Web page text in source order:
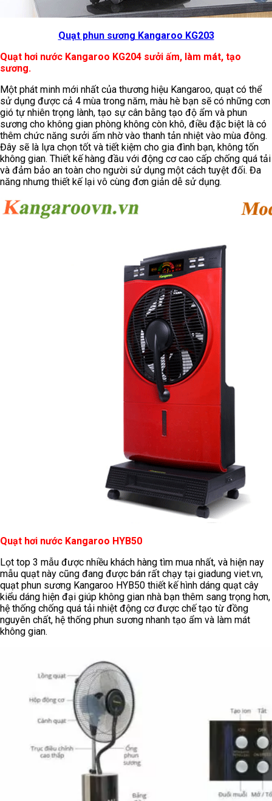
Quạt phun sương Kangaroo KG203
Quạt hơi nước Kangaroo KG204 sưởi ấm, làm mát, tạo
sương.
Một phát minh mới nhất của thương hiệu Kangaroo, quạt có thể
sử dụng được cả 4 mùa trong năm, màu hè bạn sẽ có những cơn
gió tự nhiên trọng lành, tạo sự cân bằng tạo độ ẩm và phun
sương cho không gian phòng không còn khô, điều đặc biệt là có
thêm chức năng sưởi ấm nhờ vào thanh tản nhiệt vào mùa đông.
Đây sẽ là lựa chọn tốt và tiết kiệm cho gia đình bạn, không tốn
không gian. Thiết kế hàng đầu với động cơ cao cấp chống quá tải
và đảm bảo an toàn cho người sử dụng một cách tuyệt đối. Đa
năng nhưng thiết kế lại vô cùng đơn giản dễ sử dụng.
Quạt hơi nước Kangaroo HYB50
Lọt top 3 mẫu được nhiều khách hàng tìm mua nhất, và hiện nay
mẫu quạt này cũng đang được bán rất chạy tại giadung viet.vn,
quạt phun sương Kangaroo HYB50 thiết kế hình dáng quạt cây
kiểu dáng hiện đại giúp không gian nhà bạn thêm sang trọng hơn,
hệ thống chống quá tải nhiệt động cơ được chế tạo từ đồng
nguyên chất, hệ thống phun sương nhanh tạo ẩm và làm mát
không gian.